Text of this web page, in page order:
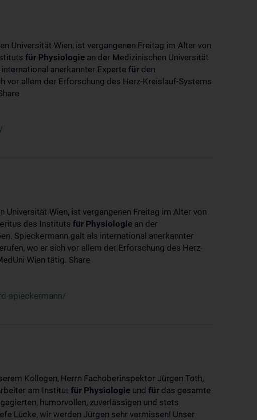
Universität Wien, ist vergangenen Freitag im Alter von
für Physiologie an der Medizinischen Universität
anerkannter Experte für den
vor allem der Erforschung des Herz-Kreislauf-Systems
Universität Wien, ist vergangenen Freitag im Alter von
des Instituts für Physiologie an der
Spieckermann galt als international anerkannter
wo er sich vor allem der Erforschung des Herz-
Wien tätig. Share
spieckermann/
Kollegen, Herrn Fachoberinspektor Jürgen Toth,
am Institut für Physiologie und für das gesamte
humorvollen, zuverlässigen und stets
Lücke, wir werden Jürgen sehr vermissen! Unser